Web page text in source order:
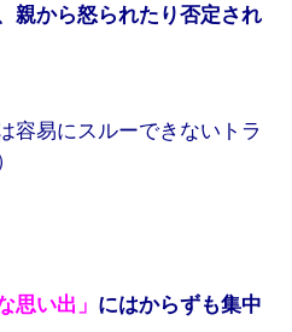
親から怒られたり否定され
易にスルーできないトラ
思い出」 にはからずも集中